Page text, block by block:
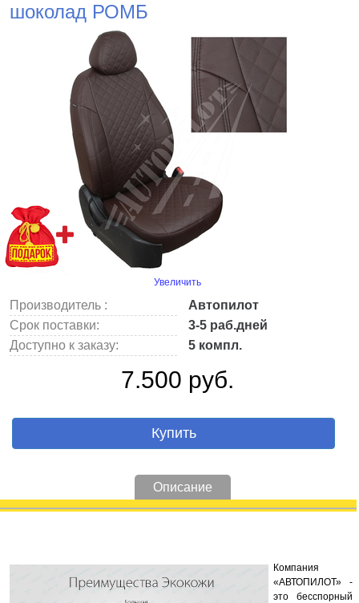
шоколад РОМБ
Увеличить
Производитель :
Автопилот
Срок поставки:
3-5 раб.дней
Доступно к заказу:
5 компл.
7.500 руб.
Купить
Описание
Компания
«АВТОПИЛОТ» -
это бесспорный